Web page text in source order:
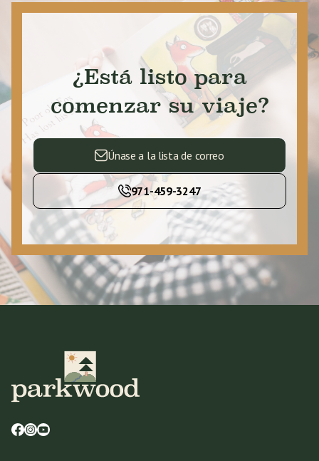
¿Está listo para
comenzar su viaje?
Únase a la lista de correo
971-459-3247